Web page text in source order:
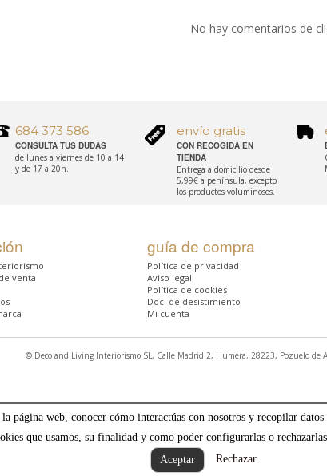
página web, conocer cómo interactúas con nosotros y recopilar
que usamos, su finalidad y como poder configurarlas o
Aceptar
Rechazar
No hay comentarios de
684 373 586
CONSULTA TUS DUDAS
de lunes a viernes de 10 a 14
y de 17 a 20h.
envío gratis
CON RECOGIDA EN
TIENDA
Entrega a domicilio desde
5,99€ a península, excepto
los productos voluminosos.
venta
guía de compra
Política de privacidad
Aviso legal
Política de cookies
Doc. de desistimiento
Mi cuenta
© Deco and Living Interiorismo SL, Calle Madrid 2, Humera, 28223, Pozuelo de